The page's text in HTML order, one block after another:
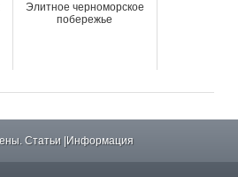
Элитное черноморское
побережье
Статьи |Информация